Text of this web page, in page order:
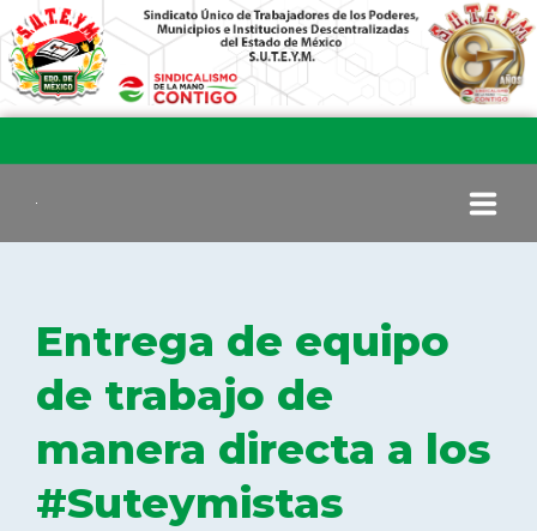
COMITÉ EJECUTIVO
COMISIÓN DE VIGILANCIA
SECCIONES
Entrega de equipo
de trabajo de
manera directa a los
#Suteymistas